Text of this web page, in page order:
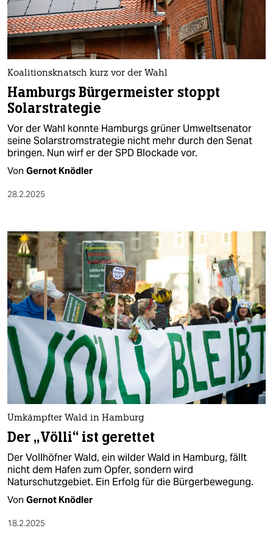
nord
wahrheit
verlag
verlag
veranstaltungen
shop
abo
genossenschaft
epaper login
Koalitionsknatsch kurz vor der Wahl
Hamburgs Bürgermeister stoppt
Solarstrategie
Vor der Wahl konnte Hamburgs grüner Umweltsenator
seine Solarstromstrategie nicht mehr durch den Senat
bringen. Nun wirf er der SPD Blockade vor.
Von Gernot Knödler
28.2.2025
Umkämpfter Wald in Hamburg
Der „Völli“ ist gerettet
Der Vollhöfner Wald, ein wilder Wald in Hamburg, fällt
nicht dem Hafen zum Opfer, sondern wird
Naturschutzgebiet. Ein Erfolg für die Bürgerbewegung.
Von Gernot Knödler
18.2.2025